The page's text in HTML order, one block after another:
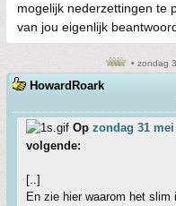
mogelijk nederzettingen te
van jou eigenlijk
• zondag
HowardRoark
Op zondag 31 mei
volgende:
[..]
En zie hier waarom het